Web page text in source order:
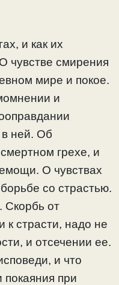
и как их
чувстве смирения
мире и покое.
и
в ней. Об
грехе, и
О чувствах
со страстью.
Скорбь от
к страсти, надо не
и отсечении ее.
и что
покаяния при